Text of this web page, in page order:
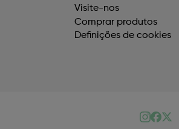
Visite-nos
Comprar produtos
Definições de cookies